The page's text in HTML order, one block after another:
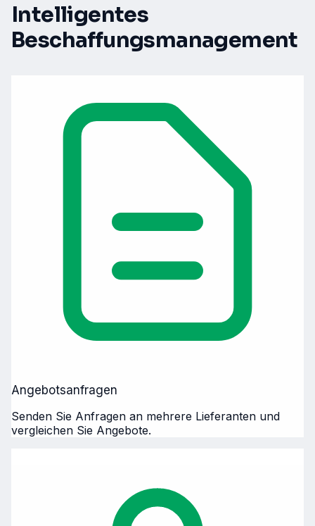
Intelligentes
Beschaffungsmanagement
Angebotsanfragen
Senden Sie Anfragen an mehrere Lieferanten und
vergleichen Sie Angebote.